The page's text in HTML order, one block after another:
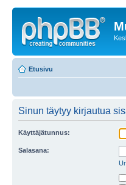
Etusivu
Sinun täytyy kirjautua
Käyttäjätunnus:
Salasana: